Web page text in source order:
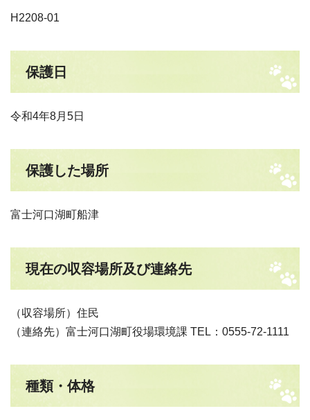
H2208-01
保護日
令和4年8月5日
保護した場所
富士河口湖町船津
現在の収容場所及び連絡先
（収容場所）住民
（連絡先）富士河口湖町役場環境課 TEL：0555-72-1111
種類・体格